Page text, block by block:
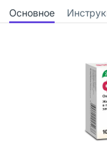
Основное